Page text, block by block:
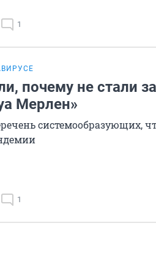
1
почему не стали
Мерлен»
системообразующих,
1